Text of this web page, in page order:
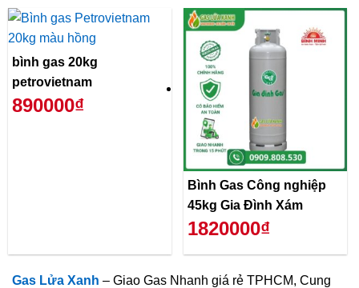
bình gas 20kg
petrovietnam
890000₫
Bình Gas Công nghiệp
45kg Gia Đình Xám
1820000₫
Gas Lửa Xanh – Giao Gas Nhanh giá rẻ TPHCM, Cung